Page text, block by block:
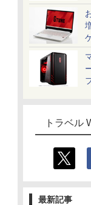
トラベル
最新記事